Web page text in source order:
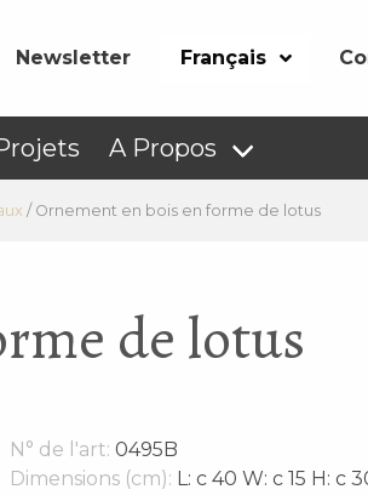
Newsletter Français
A Propos
/ Ornement en bois en forme de lotus
de lotus
N° de l'art: 0495B
Dimensions (cm): L: c 40 W: c 15 H: c